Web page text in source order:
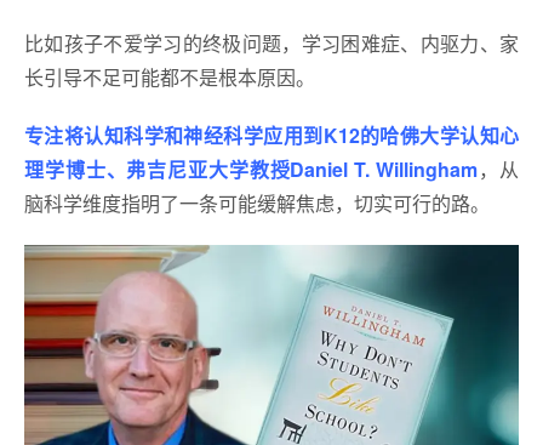
比如孩子不爱学习的终极问题，学习困难症、内驱力、家
长引导不足可能都不是根本原因。
专注将认知科学和神经科学应用到K12的哈佛大学认知心
理学博士、弗吉尼亚大学教授Daniel T. Willingham，从
脑科学维度指明了一条可能缓解焦虑，切实可行的路。